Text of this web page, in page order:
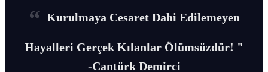
Kurulmaya Cesaret Dahi Edilemeyen
Hayalleri Gerçek Kılanlar Ölümsüzdür! "
-Cantürk Demirci